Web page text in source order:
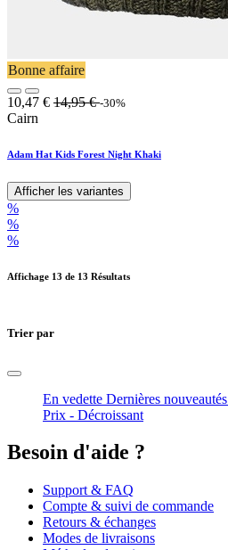
Bonne affaire
10,47 € 14,95€ -30%
Cairn
Adam Hat Kids Forest Night Khaki
Afficher les variantes
%
%
%
Affichage 13 de 13 Résultats
Trier par
En vedette Dernières nouveautés
Prix - Décroissant
Besoin d'aide ?
Support & FAQ
Compte & suivi de commande
Retours & échanges
Modes de livraisons